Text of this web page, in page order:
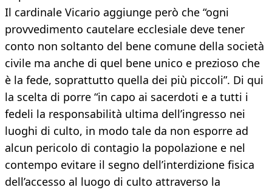
Il cardinale Vicario aggiunge però che “ogni
provvedimento cautelare ecclesiale deve tener
conto non soltanto del bene comune della società
civile ma anche di quel bene unico e prezioso che
è la fede, soprattutto quella dei più piccoli”. Di qui
la scelta di porre “in capo ai sacerdoti e a tutti i
fedeli la responsabilità ultima dell’ingresso nei
luoghi di culto, in modo tale da non esporre ad
alcun pericolo di contagio la popolazione e nel
contempo evitare il segno dell’interdizione fisica
dell’accesso al luogo di culto attraverso la